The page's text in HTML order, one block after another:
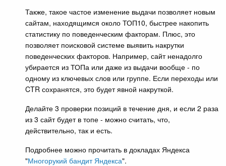
Также, такое частое изменение выдачи позволяет новым
сайтам, находящимся около ТОП10, быстрее накопить
статистику по поведенческим факторам. Плюс, это
позволяет поисковой системе выявить накрутки
поведенческих факторов. Например, сайт ненадолго
убирается из ТОПа или даже из выдачи вообще - по
одному из ключевых слов или группе. Если переходы или
CTR сохранятся, это будет явной накруткой.
Делайте 3 проверки позиций в течение дня, и если 2 раза
из 3 сайт будет в топе - можно считать, что,
действительно, так и есть.
Подробнее можно прочитать в докладах Яндекса
"Многорукий бандит Яндекса".